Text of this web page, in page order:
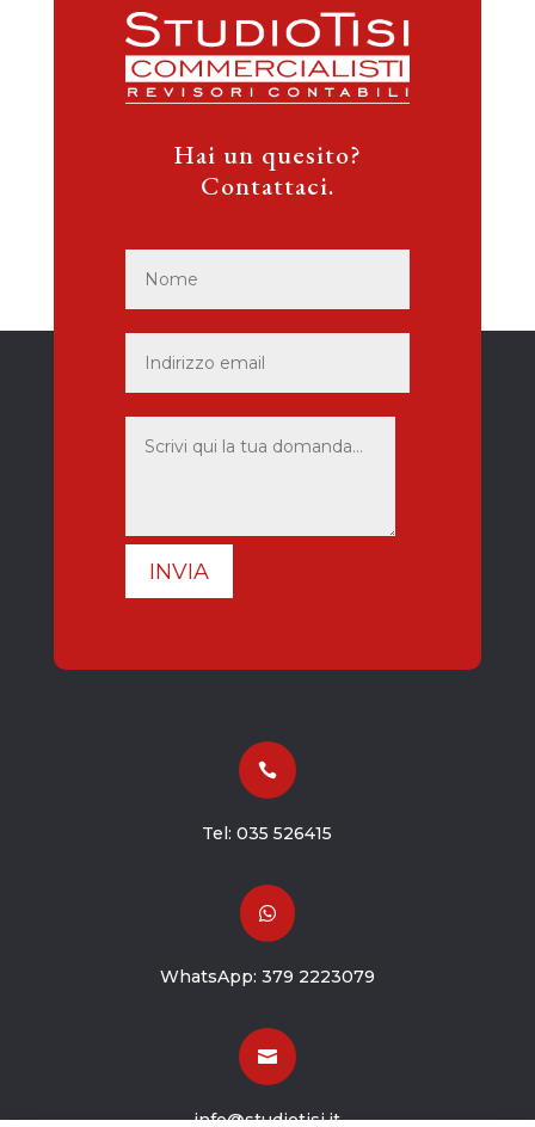
Hai un quesito?
Contattaci.
INVIA

Tel:035 526415

WhatsApp: 379 2223079

info@studiotisi.it